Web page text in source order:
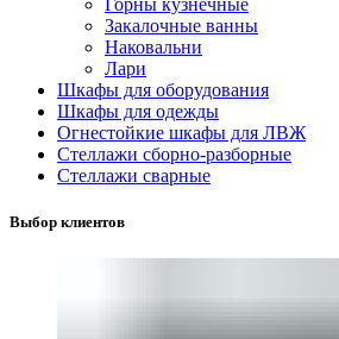
Закалочные ванны
Наковальни
Лари
Шкафы для оборудования
Шкафы для одежды
Огнестойкие шкафы для ЛВЖ
Стеллажи сборно-разборные
Стеллажи сварные
Выбор клиентов